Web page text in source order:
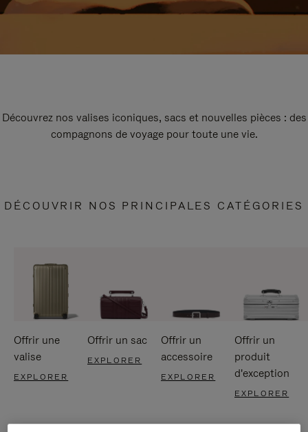
Découvrez nos valises iconiques, sacs et nouvelles pièces : des
compagnons de voyage pour toute une vie.
DÉCOUVRIR NOS PRINCIPALES CATÉGORIES
Offrir une
valise
EXPLORER
Offrir un sac
EXPLORER
Offrir un
accessoire
EXPLORER
Offrir un
produit
d'exception
EXPLORER